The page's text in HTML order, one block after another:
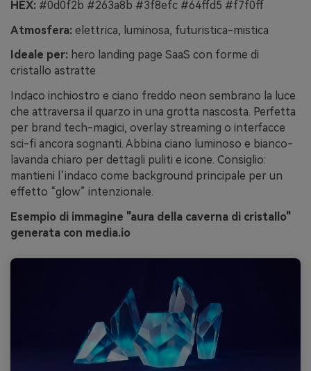
HEX: #0d0f2b #263a8b #3f8efc #64ffd5 #f7f0ff
Atmosfera: elettrica, luminosa, futuristica-mistica
Ideale per: hero landing page SaaS con forme di
cristallo astratte
Indaco inchiostro e ciano freddo neon sembrano la luce
che attraversa il quarzo in una grotta nascosta. Perfetta
per brand tech-magici, overlay streaming o interfacce
sci-fi ancora sognanti. Abbina ciano luminoso e bianco-
lavanda chiaro per dettagli puliti e icone. Consiglio:
mantieni l’indaco come background principale per un
effetto “glow” intenzionale.
Esempio di immagine "aura della caverna di cristallo"
generata con media.io